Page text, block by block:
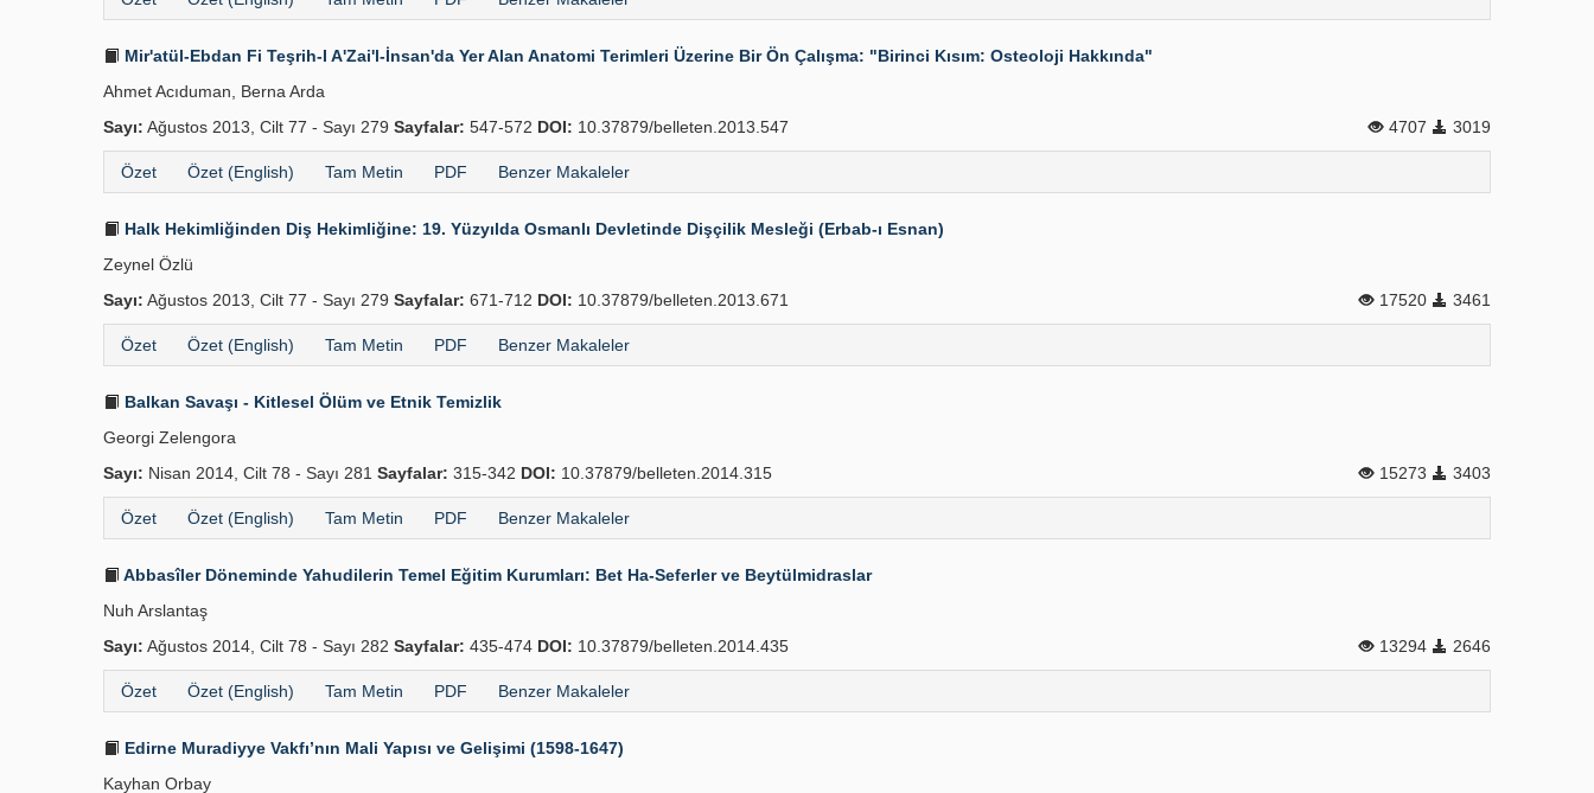
Mir'atül-Ebdan Fi Teşrih-I A'Zai'l-İnsan'da Yer Alan Anatomi Terimleri Üzerine Bir Ön Çalışma: "Birinci Kısım: Osteoloji Hakkında"
Ahmet Acıduman, Berna Arda
Sayı: Ağustos 2013, Cilt 77 - Sayı 279 Sayfalar: 547-572 DOI: 10.37879/belleten.2013.547 4707 3019
Özet Özet (English) Tam Metin PDF Benzer Makaleler
Halk Hekimliğinden Diş Hekimliğine: 19. Yüzyılda Osmanlı Devletinde Dişçilik Mesleği (Erbab-ı Esnan)
Zeynel Özlü
Sayı: Ağustos 2013, Cilt 77 - Sayı 279 Sayfalar: 671-712 DOI: 10.37879/belleten.2013.671 17520 3461
Özet Özet (English) Tam Metin PDF Benzer Makaleler
Balkan Savaşı - Kitlesel Ölüm ve Etnik Temizlik
Georgi Zelengora
Sayı: Nisan 2014, Cilt 78 - Sayı 281 Sayfalar: 315-342 DOI: 10.37879/belleten.2014.315 15273 3403
Özet Özet (English) Tam Metin PDF Benzer Makaleler
Abbasîler Döneminde Yahudilerin Temel Eğitim Kurumları: Bet Ha-Seferler ve Beytülmidraslar
Nuh Arslantaş
Sayı: Ağustos 2014, Cilt 78 - Sayı 282 Sayfalar: 435-474 DOI: 10.37879/belleten.2014.435 13294 2646
Özet Özet (English) Tam Metin PDF Benzer Makaleler
Edirne Muradiyye Vakfı’nın Mali Yapısı ve Gelişimi (1598-1647)
Kayhan Orbay